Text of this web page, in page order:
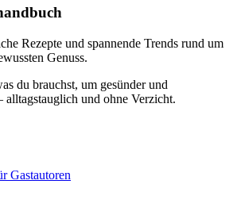
Rezepte und spannende Trends rund um
Genuss.
du brauchst, um gesünder und
alltagstauglich und ohne Verzicht.
Gastautoren